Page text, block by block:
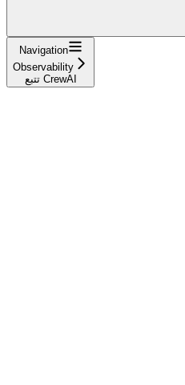
Navigation
Observability
تتبع CrewAI